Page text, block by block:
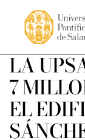
LA
7
EL